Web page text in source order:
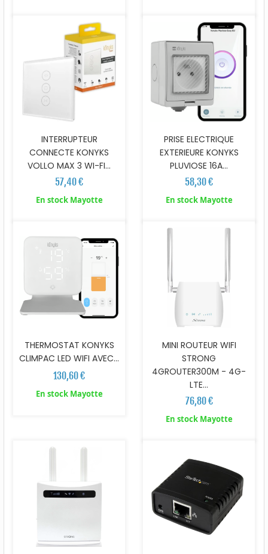
INTERRUPTEUR
CONNECTE KONYKS
VOLLO MAX 3 WI-FI...
57,40 €
En stock Mayotte
PRISE ELECTRIQUE
EXTERIEURE KONYKS
PLUVIOSE 16A...
58,30 €
En stock Mayotte
THERMOSTAT KONYKS
CLIMPAC LED WIFI AVEC...
130,60 €
En stock Mayotte
MINI ROUTEUR WIFI
STRONG
4GROUTER300M - 4G-
LTE...
76,80 €
En stock Mayotte